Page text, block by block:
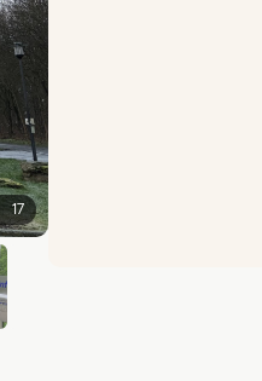
17